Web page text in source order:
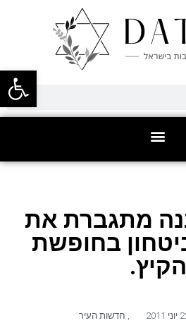
פתח
מתגברת את
בחופשת
הקיץ.
, חדשות העיר